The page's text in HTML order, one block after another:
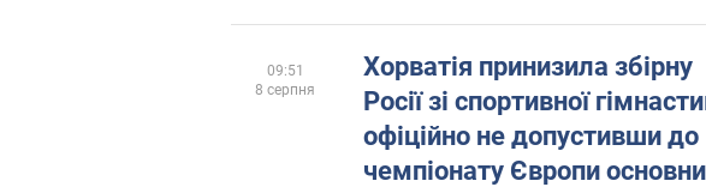
Хорватія принизила збірну
Росії зі спортивної
офіційно не допустивши до
чемпіонату Європи
09:51
8 серпня